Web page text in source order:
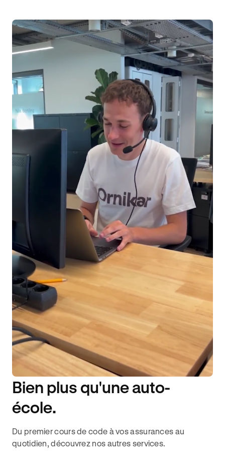
DISPONIBILITÉ 6J/7
Bien plus qu'une auto-
école.
Du premier cours de code à vos assurances au
quotidien, découvrez nos autres services.